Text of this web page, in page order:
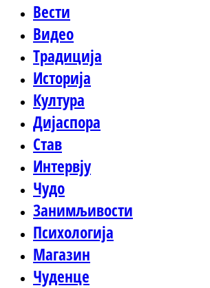
Вести
Видео
Традиција
Историја
Култура
Дијаспора
Став
Интервју
Чудо
Занимљивости
Психологија
Магазин
Чуденце